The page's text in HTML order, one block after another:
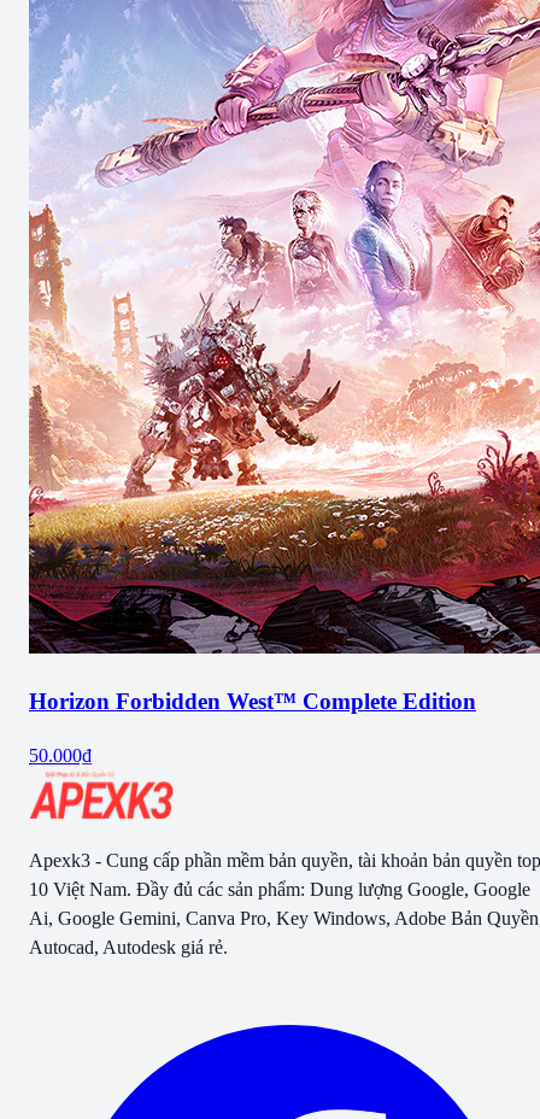
Horizon Forbidden West™ Complete Edition
50.000₫
Apexk3 - Cung cấp phần mềm bản quyền, tài khoản bản quyền top
10 Việt Nam. Đầy đủ các sản phẩm: Dung lượng Google, Google
Ai, Google Gemini, Canva Pro, Key Windows, Adobe Bản
Autocad, Autodesk giá rẻ.